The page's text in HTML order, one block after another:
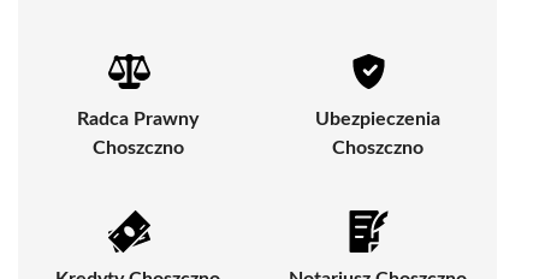
Radca Prawny
Choszczno
Ubezpieczenia
Choszczno